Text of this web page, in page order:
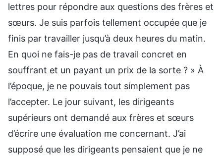
lettres pour répondre aux questions des frères et
sœurs. Je suis parfois tellement occupée que je
finis par travailler jusqu’à deux heures du matin.
En quoi ne fais-je pas de travail concret en
souffrant et un payant un prix de la sorte ? » À
l’époque, je ne pouvais tout simplement pas
l’accepter. Le jour suivant, les dirigeants
supérieurs ont demandé aux frères et sœurs
d’écrire une évaluation me concernant. J’ai
supposé que les dirigeants pensaient que je ne